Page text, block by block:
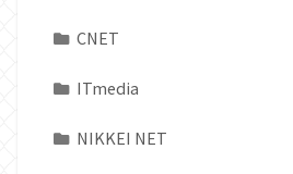
CNET
ITmedia
NIKKEI NET